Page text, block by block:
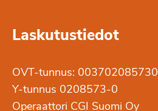
Laskutustiedot
OVT-tunnus: 003702085730
Y-tunnus 0208573-0
Operaattori CGI Suomi Oy